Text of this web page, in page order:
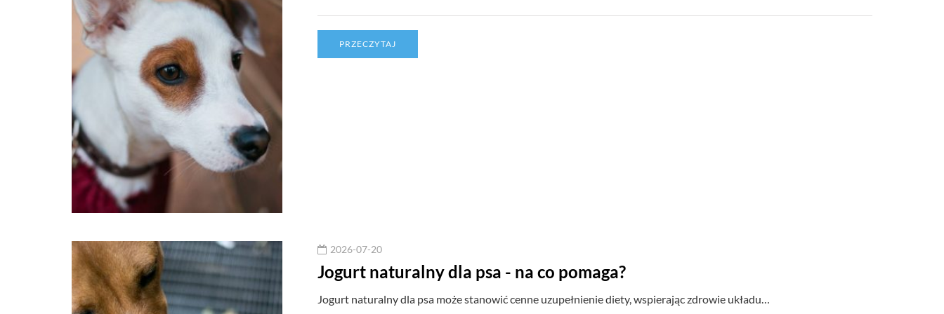
PRZECZYTAJ
2026-07-20
Jogurt naturalny dla psa - na co pomaga?
Jogurt naturalny dla psa może stanowić cenne uzupełnienie diety, wspierając zdrowie układu…